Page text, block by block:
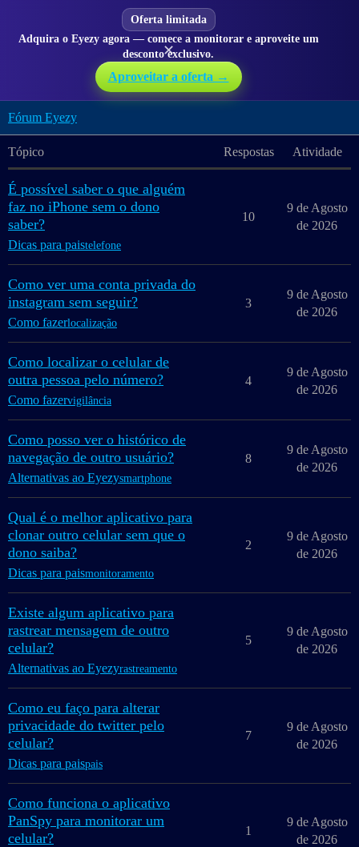
Oferta limitada
Adquira o Eyezy agora — comece a monitorar e aproveite um
desconto exclusivo.
Aproveitar a oferta →
✕
Fórum Eyezy
Tópico Respostas Atividade
É possível saber o que alguém
faz no iPhone sem o dono
saber?
Dicas para paistelefone
10
9 de Agosto
de 2026
Como ver uma conta privada do
instagram sem seguir?
Como fazerlocalização
3
9 de Agosto
de 2026
Como localizar o celular de
outra pessoa pelo número?
Como fazervigilância
4
9 de Agosto
de 2026
Como posso ver o histórico de
navegação de outro usuário?
Alternativas ao Eyezysmartphone
8
9 de Agosto
de 2026
Qual é o melhor aplicativo para
clonar outro celular sem que o
dono saiba?
Dicas para paismonitoramento
2
9 de Agosto
de 2026
Existe algum aplicativo para
rastrear mensagem de outro
celular?
Alternativas ao Eyezyrastreamento
5
9 de Agosto
de 2026
Como eu faço para alterar
privacidade do twitter pelo
celular?
Dicas para paispais
7
9 de Agosto
de 2026
Como funciona o aplicativo
PanSpy para monitorar um
celular?
1
9 de Agosto
de 2026